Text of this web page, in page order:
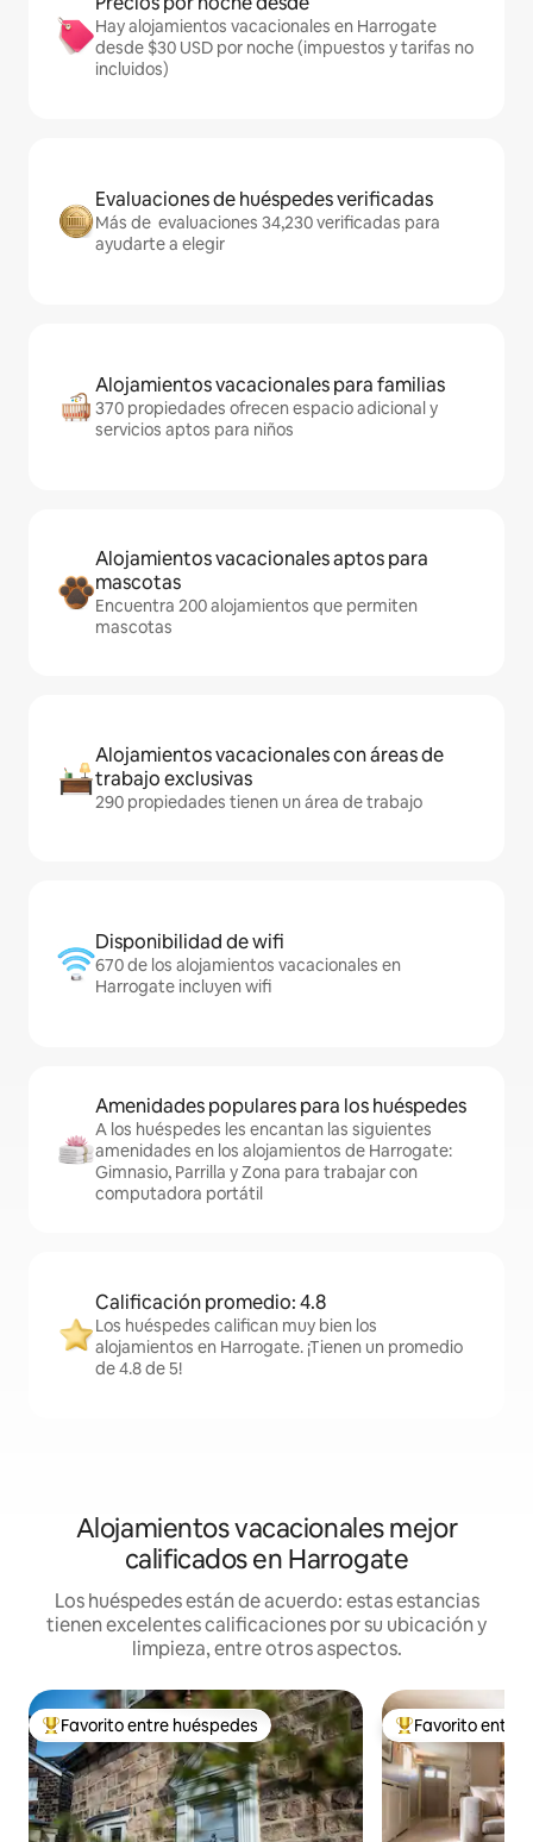
Hay alojamientos vacacionales en Harrogate
desde $30 USD por noche (impuestos y tarifas no
incluidos)
Evaluaciones de huéspedes verificadas
Más de evaluaciones 34,230 verificadas para
ayudarte a elegir
Alojamientos vacacionales para familias
370 propiedades ofrecen espacio adicional y
servicios aptos para niños
Alojamientos vacacionales aptos para
mascotas
Encuentra 200 alojamientos que permiten
mascotas
Alojamientos vacacionales con áreas de
trabajo exclusivas
290 propiedades tienen un área de trabajo
Disponibilidad de wifi
670 de los alojamientos vacacionales en
Harrogate incluyen wifi
Amenidades populares para los huéspedes
A los huéspedes les encantan las siguientes
amenidades en los alojamientos de Harrogate:
Gimnasio, Parrilla y Zona para trabajar con
computadora portátil
Calificación promedio: 4.8
Los huéspedes califican muy bien los
alojamientos en Harrogate. ¡Tienen un promedio
de 4.8 de 5!
Alojamientos vacacionales mejor
calificados en Harrogate
Los huéspedes están de acuerdo: estas estancias
tienen excelentes calificaciones por su ubicación y
limpieza, entre otros aspectos.
De los mejores en Favorito entre huéspedes
Favorito entre huéspedes De los mejores
Favorito entre